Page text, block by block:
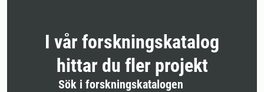
I vår forskningskatalog
hittar du fler projekt
Sök i forskningskatalogen